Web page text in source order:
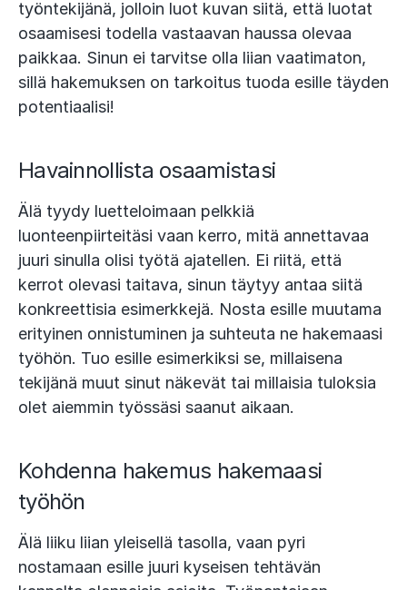
työntekijänä, jolloin luot kuvan siitä, että luotat
osaamisesi todella vastaavan haussa olevaa
paikkaa. Sinun ei tarvitse olla liian vaatimaton,
sillä hakemuksen on tarkoitus tuoda esille täyden
potentiaalisi!
Havainnollista osaamistasi
Älä tyydy luetteloimaan pelkkiä
luonteenpiirteitäsi vaan kerro, mitä annettavaa
juuri sinulla olisi työtä ajatellen. Ei riitä, että
kerrot olevasi taitava, sinun täytyy antaa siitä
konkreettisia esimerkkejä. Nosta esille muutama
erityinen onnistuminen ja suhteuta ne hakemaasi
työhön. Tuo esille esimerkiksi se, millaisena
tekijänä muut sinut näkevät tai millaisia tuloksia
olet aiemmin työssäsi saanut aikaan.
Kohdenna hakemus hakemaasi
työhön
Älä liiku liian yleisellä tasolla, vaan pyri
nostamaan esille juuri kyseisen tehtävän